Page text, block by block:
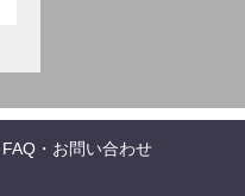
FAQ・お問い合わせ